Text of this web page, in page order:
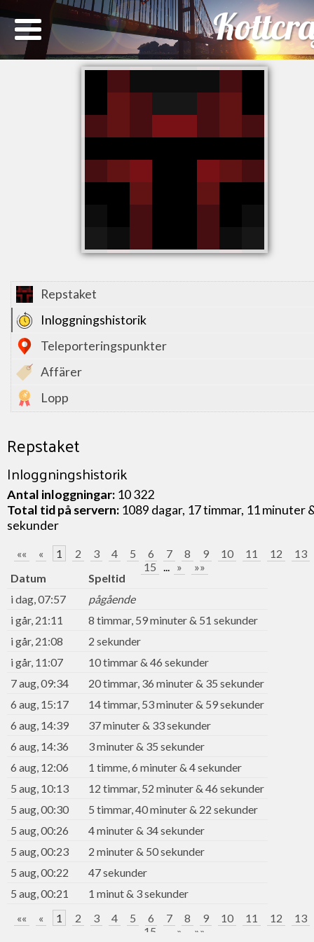
Repstaket
Inloggningshistorik
Teleporteringspunkter
Affärer
Lopp
Repstaket
Inloggningshistorik
Antal inloggningar: 10 322
Total tid på servern: 1089 dagar, 17 timmar, 11 minuter
sekunder
«« « 1 2 3 4 5 6 7 8 9 10 11 12
13
15 ... »
»»
Datum
Speltid
i dag, 07:57
pågående
i går, 21:11
8 timmar, 59 minuter & 51 sekunder
i går, 21:08
2 sekunder
i går, 11:07
10 timmar & 46 sekunder
7 aug, 09:34
20 timmar, 36 minuter & 35 sekunder
6 aug, 15:17
14 timmar, 53 minuter & 59 sekunder
6 aug, 14:39
37 minuter & 33 sekunder
6 aug, 14:36
3 minuter & 35 sekunder
6 aug, 12:06
1 timme, 6 minuter & 4 sekunder
5 aug, 10:13
12 timmar, 52 minuter & 46 sekunder
5 aug, 00:30
5 timmar, 40 minuter & 22 sekunder
5 aug, 00:26
4 minuter & 34 sekunder
5 aug, 00:23
2 minuter & 50 sekunder
5 aug, 00:22
47 sekunder
5 aug, 00:21
1 minut & 3 sekunder
««
« 1 2 3 4 5 6 7 8 9 10 11 12
13
15
» »»